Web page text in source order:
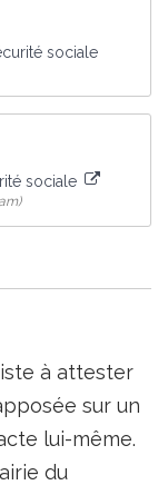
sociale
sociale
à attester
sur un
lui-même.
du